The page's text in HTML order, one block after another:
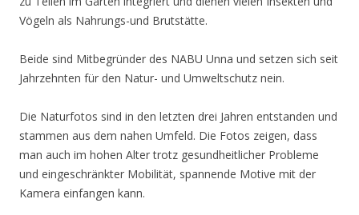
Vögeln als Nahrungs-und Brutstätte.
Beide sind Mitbegründer des NABU Unna und setzen sich seit
Jahrzehnten für den Natur- und Umweltschutz nein.
Die Naturfotos sind in den letzten drei Jahren entstanden und
stammen aus dem nahen Umfeld. Die Fotos zeigen, dass
man auch im hohen Alter trotz gesundheitlicher Probleme
und eingeschränkter Mobilität, spannende Motive mit der
Kamera einfangen kann.